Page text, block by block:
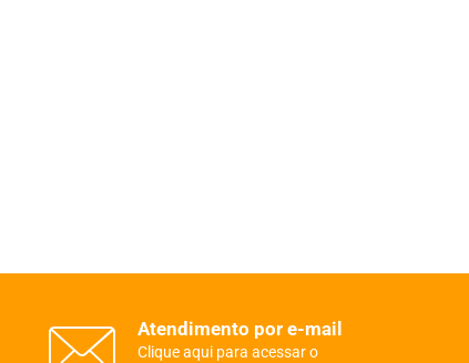
Atendimento por e-mail
Clique aqui para acessar o